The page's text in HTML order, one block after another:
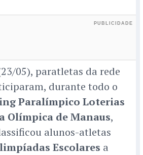
05), paratletas da rede
durante todo o
Paralímpico Loterias
Olímpica de Manaus,
alunos-atletas
Escolares a